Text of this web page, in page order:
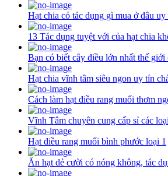
Hạt chia có tác dụng gì mua ở đâu
13 Tác dụng tuyệt với của hạt chia
Bạn có biết cây điều lớn nhất thế
Hạt chia vĩnh tâm siêu ngon uy tín
Cách làm hạt điều rang muối thơm
Vĩnh Tâm chuyên cung cấp sỉ các
Hạt điều rang muối bình phước loại 1
Ăn hạt dẻ cười có nóng không, tác